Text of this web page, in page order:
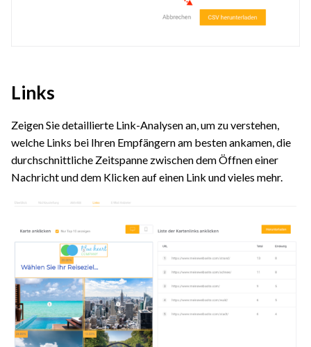
Links
Zeigen Sie detaillierte Link-Analysen an, um zu verstehen,
welche Links bei Ihren Empfängern am besten ankamen, die
durchschnittliche Zeitspanne zwischen dem Öffnen einer
Nachricht und dem Klicken auf einen Link und vieles mehr.